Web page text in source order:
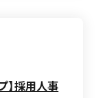
】採用人事